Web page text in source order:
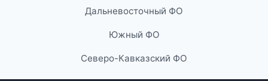
Дальневосточный ФО
Южный ФО
Северо-Кавказский ФО